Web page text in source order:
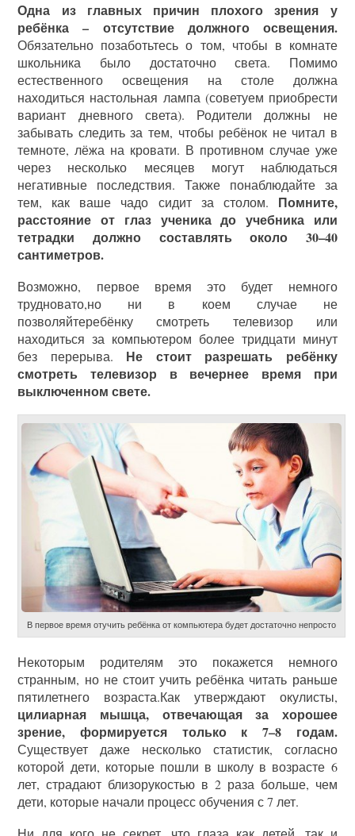
Одна из главных причин плохого зрения у
ребёнка – отсутствие должного освещения.
Обязательно позаботьтесь о том, чтобы в комнате
школьника было достаточно света. Помимо
естественного освещения на столе должна
находиться настольная лампа (советуем приобрести
вариант дневного света). Родители должны не
забывать следить за тем, чтобы ребёнок не читал в
темноте, лёжа на кровати. В противном случае уже
через несколько месяцев могут наблюдаться
негативные последствия. Также понаблюдайте за
тем, как ваше чадо сидит за столом. Помните,
расстояние от глаз ученика до учебника или
тетрадки должно составлять около 30–40
сантиметров.
Возможно, первое время это будет немного
трудновато,но ни в коем случае не
позволяйтеребёнку смотреть телевизор или
находиться за компьютером более тридцати минут
без перерыва. Не стоит разрешать ребёнку
смотреть телевизор в вечернее время при
выключенном свете.
В первое время отучить ребёнка от компьютера будет достаточно непросто
Некоторым родителям это покажется немного
странным, но не стоит учить ребёнка читать раньше
пятилетнего возраста.Как утверждают окулисты,
цилиарная мышца, отвечающая за хорошее
зрение, формируется только к 7–8 годам.
Существует даже несколько статистик, согласно
которой дети, которые пошли в школу в возрасте 6
лет, страдают близорукостью в 2 раза больше, чем
дети, которые начали процесс обучения с 7 лет.